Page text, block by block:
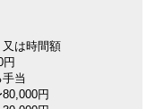
は時間額
円
当
円